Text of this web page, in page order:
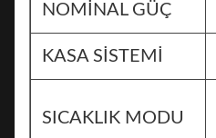
NOMİNAL GÜÇ
KASA SİSTEMİ
SICAKLIK MODU